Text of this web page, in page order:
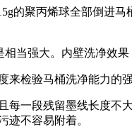
的聚丙烯球全部倒进马
当强大。内壁洗净效果
检验马桶洗净能力的强
一段残留墨线长度不
迹不容易附着。